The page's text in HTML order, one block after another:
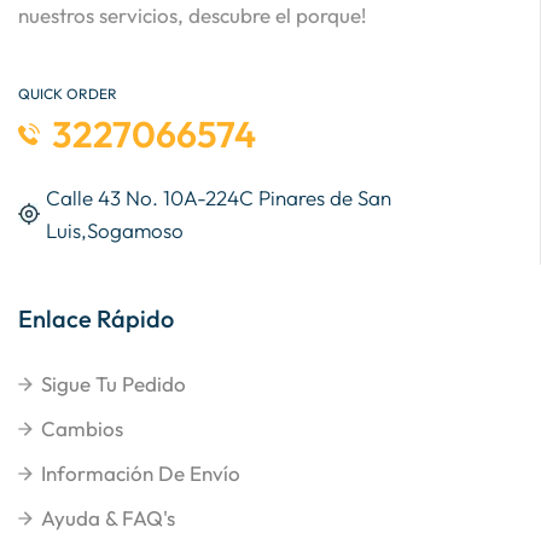
nuestros servicios, descubre el porque!
QUICK ORDER
3227066574
Calle 43 No. 10A-224C Pinares de San
Luis,Sogamoso
Enlace Rápido
Sigue Tu Pedido
Cambios
Información De Envío
Ayuda & FAQ's